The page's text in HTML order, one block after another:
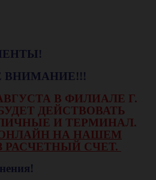
В ФИЛИАЛЕ Г.
ДЕЙСТВОВАТЬ
И ТЕРМИНАЛ.
НА НАШЕМ
РАСЧЕТНЫЙ СЧЕТ.